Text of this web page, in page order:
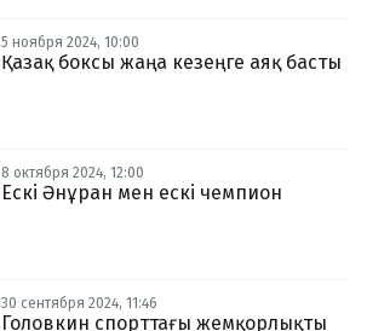
5 ноября 2024, 10:00
Қазақ боксы жаңа кезеңге аяқ басты
8 октября 2024, 12:00
Ескі Әнұран мен ескі чемпион
30 сентября 2024, 11:46
Головкин спорттағы жемқорлықты